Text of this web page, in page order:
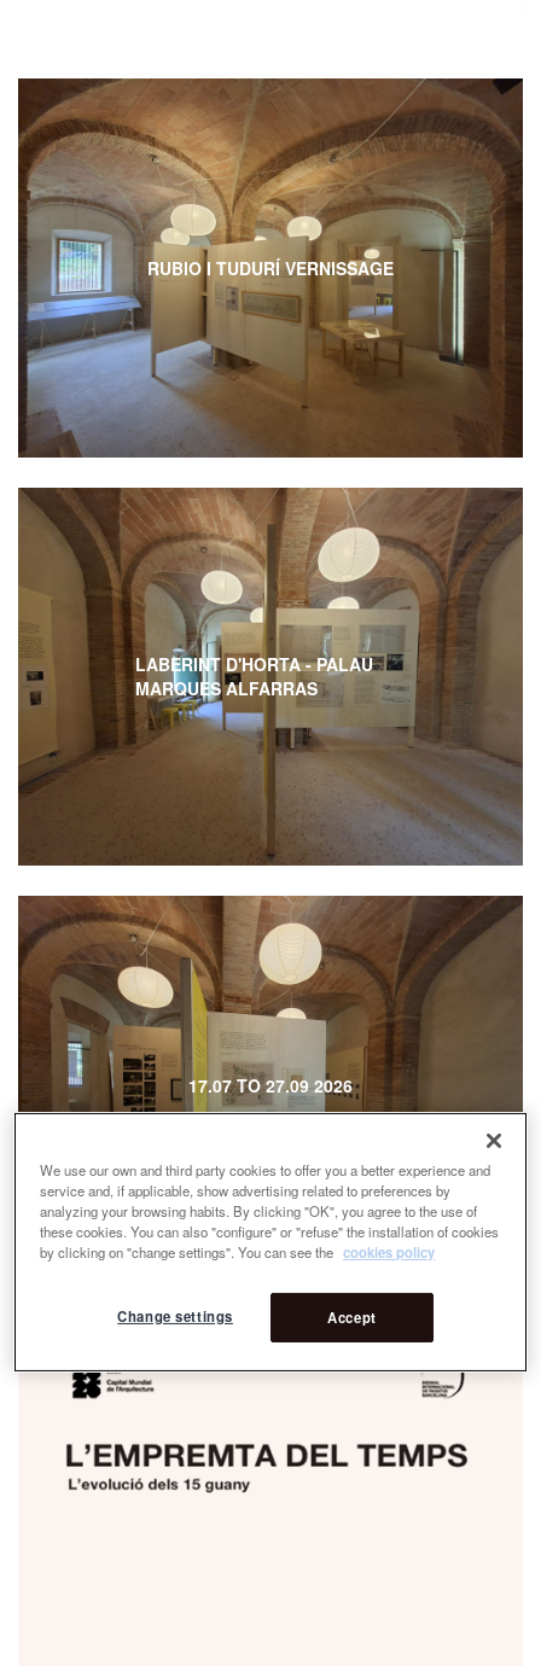
RUBIO I TUDURÍ VERNISSAGE
LABERINT D'HORTA - PALAU
MARQUES ALFARRAS
17.07 TO 27.09 2026
We use our own and third party cookies to offer you a better experience and
service and, if applicable, show advertising related to preferences by
analyzing your browsing habits. By clicking "OK", you agree to the use of
these cookies. You can also "configure" or "refuse" the installation of cookies
by clicking on "change settings". You can see the cookies policy
Accept
Change settings